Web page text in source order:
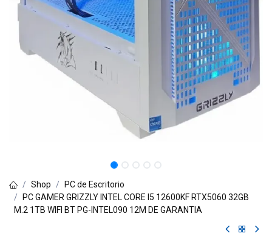
Shop
PC de Escritorio
PC GAMER GRIZZLY INTEL CORE I5 12600KF RTX5060 32GB
M.2 1TB WIFI BT PG-INTEL090 12M DE GARANTIA